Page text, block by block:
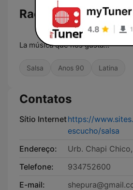
Radio Salsa
La música que nos gusta...
Salsa Anos 90 Latina
Contatos
Sítio Internethttps://
escucho/salsa
Endereço:
Urb. Chapi
Telefone:
934752600
E-mail: